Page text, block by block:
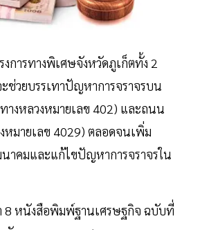
งการทางพิเศษจังหวัดภูเก็ตทั้ง 2
ะช่วยบรรเทาปัญหาการจราจรบน
งหลวงหมายเลข 402) และถนน
หมายเลข 4029) ตลอดจนเพิ่ม
าคมและแก้ไขปัญหาการจราจรใน
8 หนังสือพิมพ์ฐานเศรษฐกิจ ฉบับที่